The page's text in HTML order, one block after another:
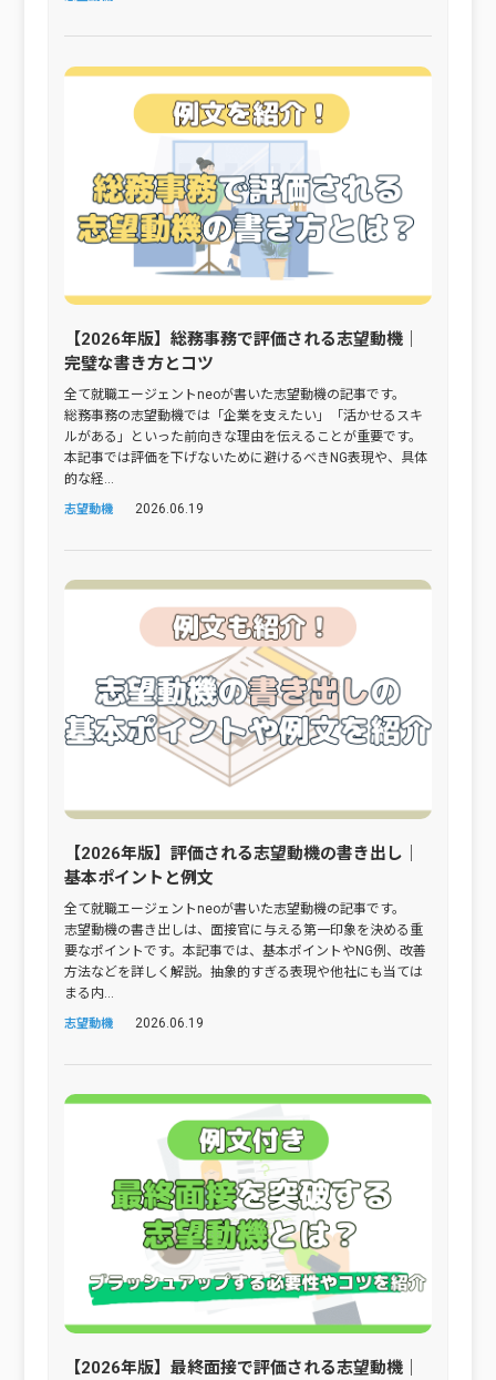
【2026年版】総務事務で評価される志望動機｜
完璧な書き方とコツ
全て就職エージェントneoが書いた志望動機の記事です。
総務事務の志望動機では「企業を支えたい」「活かせるスキ
ルがある」といった前向きな理由を伝えることが重要です。
本記事では評価を下げないために避けるべきNG表現や、具体
的な経...
志望動機 2026.06.19
【2026年版】評価される志望動機の書き出し｜
基本ポイントと例文
全て就職エージェントneoが書いた志望動機の記事です。
志望動機の書き出しは、面接官に与える第一印象を決める重
要なポイントです。本記事では、基本ポイントやNG例、改善
方法などを詳しく解説。抽象的すぎる表現や他社にも当ては
まる内...
志望動機 2026.06.19
【2026年版】最終面接で評価される志望動機｜